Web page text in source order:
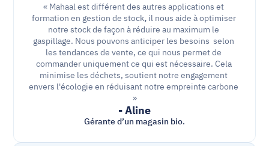
« Mahaal est différent des autresapplications et
formation en gestion de stock, il nous aide à optimiser
notre stock de façon à réduire au maximum le
gaspillage. Nous pouvons anticiper les besoins  selon
les tendances de vente, ce qui nous permet de
commander uniquement ce qui est nécessaire. Cela
minimise les déchets, soutient notre engagement
envers l'écologie en réduisant notre empreinte carbone
»
- Aline
Gérante d’un magasin bio.